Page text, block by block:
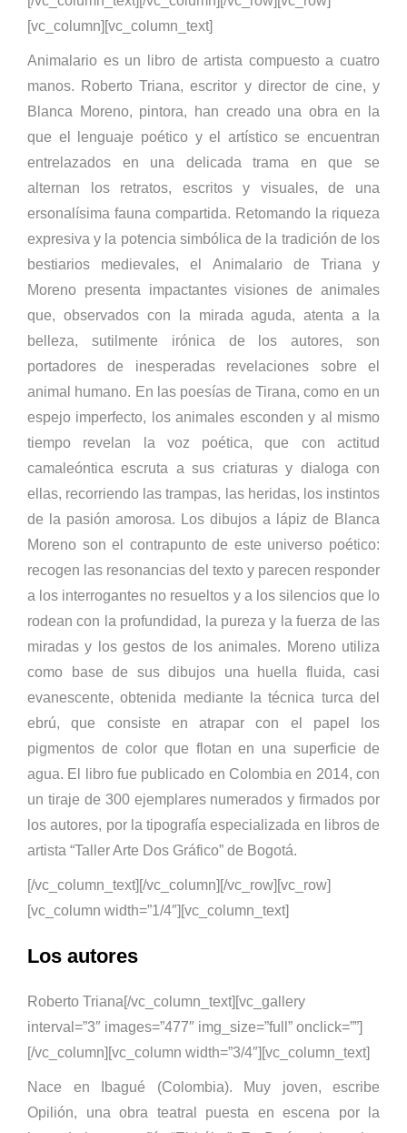
[vc_column][vc_column_text]
Animalario es un libro de artista compuesto a cuatro
manos. Roberto Triana, escritor y director de cine, y
Blanca Moreno, pintora, han creado una obra en la
que el lenguaje poético y el artístico se encuentran
entrelazados en una delicada trama en que se
alternan los retratos, escritos y visuales, de una
ersonalísima fauna compartida. Retomando la riqueza
expresiva y la potencia simbólica de la tradición de los
bestiarios medievales, el Animalario de Triana y
Moreno presenta impactantes visiones de animales
que, observados con la mirada aguda, atenta a la
belleza, sutilmente irónica de los autores, son
portadores de inesperadas revelaciones sobre el
animal humano. En las poesías de Tirana, como en un
espejo imperfecto, los animales esconden y al mismo
tiempo revelan la voz poética, que con actitud
camaleóntica escruta a sus criaturas y dialoga con
ellas, recorriendo las trampas, las heridas, los instintos
de la pasión amorosa. Los dibujos a lápiz de Blanca
Moreno son el contrapunto de este universo poético:
recogen las resonancias del texto y parecen responder
a los interrogantes no resueltos y a los silencios que lo
rodean con la profundidad, la pureza y la fuerza de las
miradas y los gestos de los animales. Moreno utiliza
como base de sus dibujos una huella fluida, casi
evanescente, obtenida mediante la técnica turca del
ebrú, que consiste en atrapar con el papel los
pigmentos de color que flotan en una superficie de
agua. El libro fue publicado en Colombia en 2014, con
un tiraje de 300 ejemplares numerados y firmados por
los autores, por la tipografía especializada en libros de
artista “Taller Arte Dos Gráfico” de Bogotá.
[/vc_column_text][/vc_column][/vc_row][vc_row]
[vc_column width=”1/4″][vc_column_text]
Los autores
Roberto Triana[/vc_column_text][vc_gallery
interval=”3″ images=”477″ img_size=”full” onclick=””]
[/vc_column][vc_column width=”3/4″][vc_column_text]
Nace en Ibagué (Colombia). Muy joven, escribe
Opilión, una obra teatral puesta en escena por la